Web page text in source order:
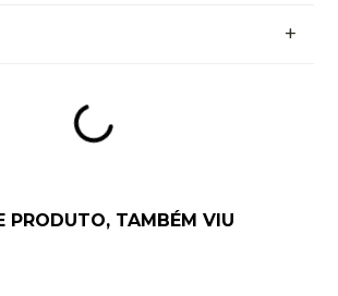
• Elastano-016 • Forro
+
PRODUTO, TAMBÉM VIU